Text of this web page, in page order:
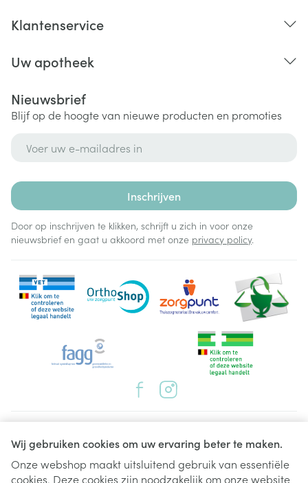
Wij gebruiken cookies om uw ervaring beter te maken.
Onze webshop maakt uitsluitend gebruik van essentiële
cookies. Deze cookies zijn noodzakelijk om onze website
Klantenservice
Uw apotheek
Nieuwsbrief
Blijf op de hoogte van nieuwe producten en promoties
Inschrijven
Door op inschrijven te klikken, schrijft u zich in voor onze
nieuwsbrief en gaat u akkoord met onze privacy policy.
Juridische links